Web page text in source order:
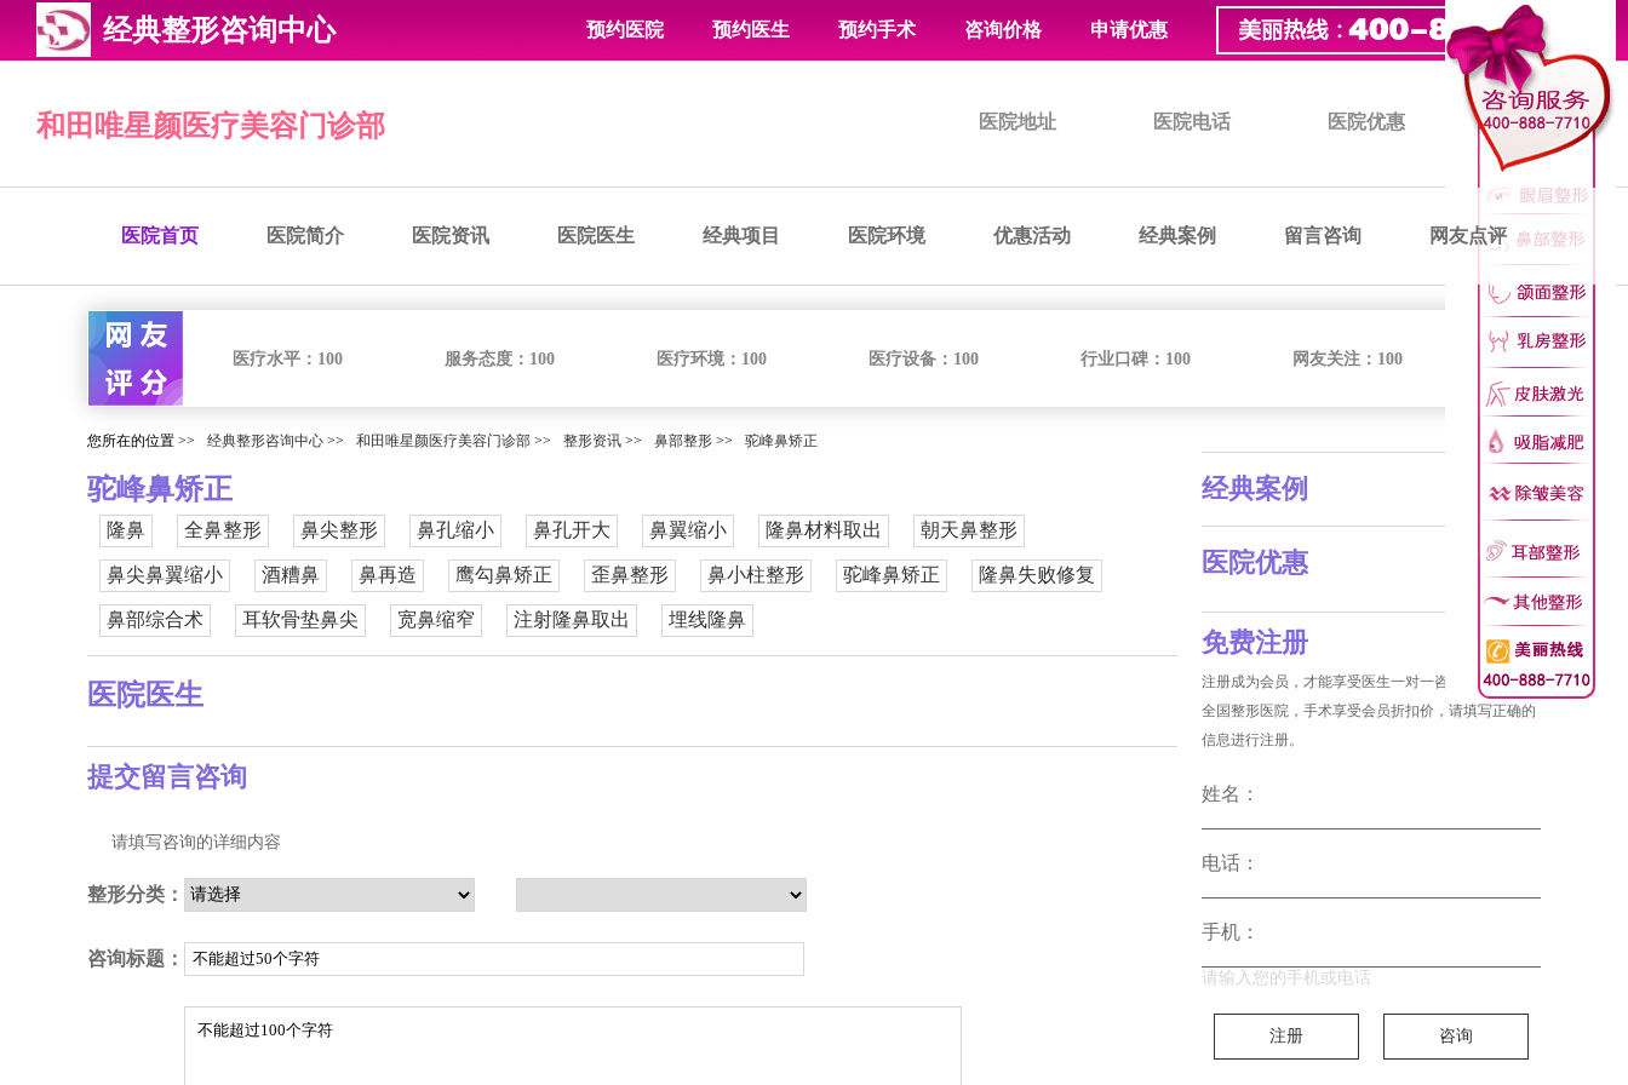
经典整形咨询中心 预约医院 预约医生 预约手术 咨询价格 申请优惠
和田唯星颜医疗美容门诊部 医院地址 医院电话 医院优惠 医院价格
医院首页 医院简介 医院资讯 医院医生 经典项目 医院环境 优惠活动 经典案例 留言咨询 网友点评
医疗水平： 100 服务态度： 100 医疗环境： 100 医疗设备： 100 行业口碑： 100 网友关注： 100
您所在的位置 >> 经典整形咨询中心 >> 和田唯星颜医疗美容门诊部 >> 整形资讯 >> 鼻部整形 >> 驼峰鼻矫正
驼峰鼻矫正
隆鼻 全鼻整形 鼻尖整形 鼻孔缩小 鼻孔开大 鼻翼缩小 隆鼻材料取出 朝天鼻整形
鼻尖鼻翼缩小 酒糟鼻 鼻再造 鹰勾鼻矫正 歪鼻整形 鼻小柱整形 驼峰鼻矫正 隆鼻失败修复
鼻部综合术 耳软骨垫鼻尖 宽鼻缩窄 注射隆鼻取出 埋线隆鼻
医院医生
提交留言咨询
请填写咨询的详细内容
整形分类：
咨询标题：
经典案例
医院优惠
免费注册
注册成为会员，才能享受医生一对一咨询和没费预约
全国整形医院，手术享受会员折扣价，请填写正确的
信息进行注册。
姓名：
电话：
手机：
请输入您的手机或电话
注册 咨询